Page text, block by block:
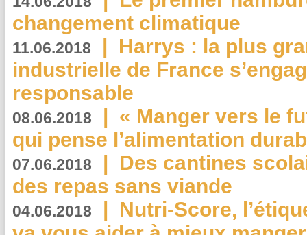
changement climatique
11.06.2018 | Harrys : la plus
industrielle de France
responsable
08.06.2018 | « Manger vers le
qui pense l’alimentation
07.06.2018 | Des cantines
des repas sans viande
04.06.2018 | Nutri-Score,